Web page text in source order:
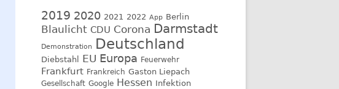
2019 2020 2021 2022 App Berlin
Blaulicht CDU Corona Darmstadt
Demonstration Deutschland
Diebstahl EU Europa Feuerwehr
Frankfurt Frankreich Gaston Liepach
Gesellschaft Google Hessen Infektion